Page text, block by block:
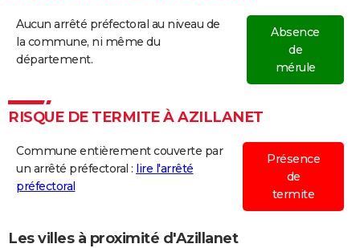
Aucun arrêté préfectoral au niveau de
la commune, ni même du
département.
Absence
de
mérule
RISQUE DE TERMITE À AZILLANET
Commune entièrement couverte par
un arrêté préfectoral : lire l'arrêté
préfectoral
Présence
de
termite
Les villes à proximité d'Azillanet